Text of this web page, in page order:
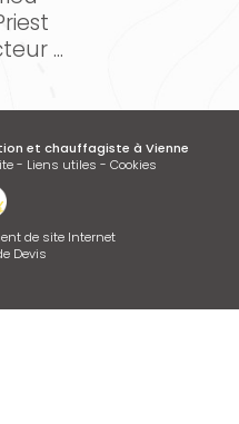
...
et chauffagiste à Vienne
- Liens utiles - Cookies
de site Internet
Devis